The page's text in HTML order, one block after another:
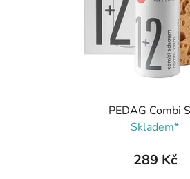
PEDAG Combi
Skladem*
289 Kč